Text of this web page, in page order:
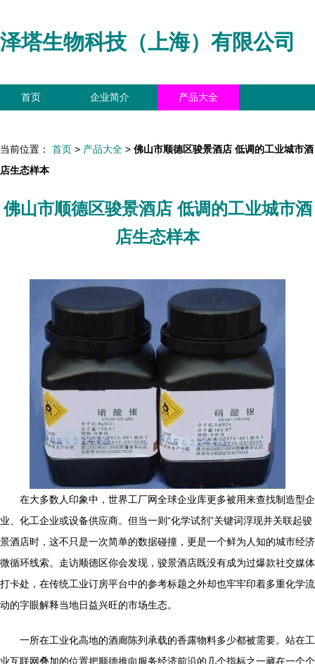
泽塔生物科技（上海）有限公司
首页 企业简介 产品大全
当前位置： 首页 > 产品大全 > 佛山市顺德区骏景酒店 低调的工业城市酒
店生态样本
佛山市顺德区骏景酒店 低调的工业城市酒
店生态样本
在大多数人印象中，世界工厂网全球企业库更多被用来查找制造型企
业、化工企业或设备供应商。但当一则“化学试剂”关键词浮现并关联起骏
景酒店时，这不只是一次简单的数据碰撞，更是一个鲜为人知的城市经济
微循环线索。走访顺德区你会发现，骏景酒店既没有成为过爆款社交媒体
打卡处，在传统工业订房平台中的参考标题之外却也牢牢印着多重化学流
动的字眼解释当地日益兴旺的市场生态。
一所在工业化高地的酒廊陈列承载的香露物料多少都被需要。站在工
业互联网叠加的位置把顺德推向服务经济前沿的几个指标之一藏在一个个